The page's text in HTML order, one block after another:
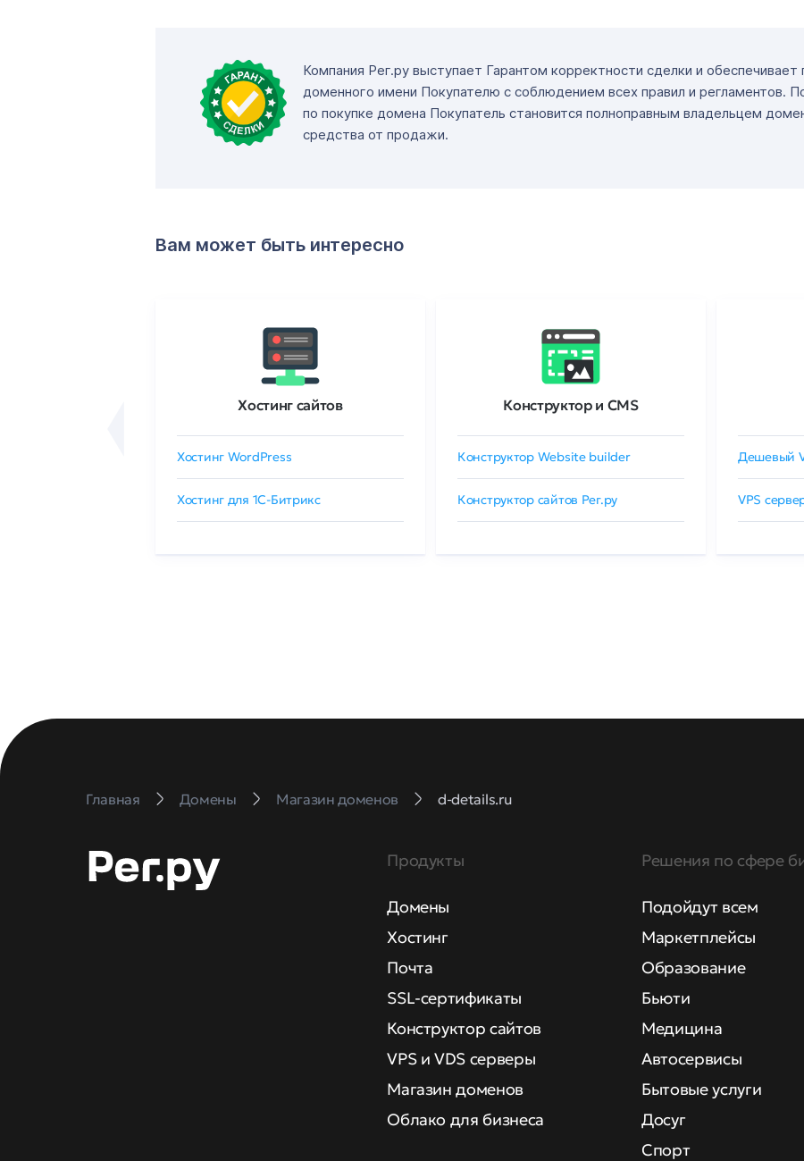
Компания Рег.ру выступает Гарантом корректности сделки и
доменного имени Покупателю с соблюдением всех правил и регламентов.
по покупке домена Покупатель становится полноправным владельцем
средства от продажи.
Вам может быть интересно
Хостинг сайтов
Хостинг WordPress
Хостинг для 1C-Битрикс
Конструктор и CMS
Конструктор Website builder
Конструктор сайтов Рег.ру
Дешевый
VPS
Главная Домены Магазин доменов d-details.ru
Продукты
Домены
Хостинг
Почта
SSL-сертификаты
Конструктор сайтов
VPS и VDS серверы
Магазин доменов
Облако для бизнеса
Решения по сфере
Подойдут всем
Маркетплейсы
Образование
Бьюти
Медицина
Автосервисы
Бытовые услуги
Досуг
Спорт